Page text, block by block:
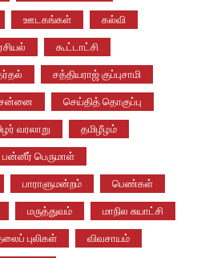
ஊடகங்கள் கல்வி
கூட்டாட்சி
சத்தியராஜ் குப்புசாமி
செய்தித் தொகுப்பு
வரலாறு தமிழீழம்
பன்னீர் பெருமாள்
பாராளுமன்றம் பெண்கள்
மருத்துவம் மாநில சுயாட்சி
புலிகள் விவசாயம்